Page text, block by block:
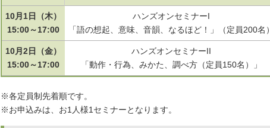
10月1日（木）
15:00～17:00
ハンズオンセミナーI
「語の想起、意味、音韻、なるほど！」（定員200名）
10月2日（金）
15:00～17:00
ハンズオンセミナーII
「動作・行為、みかた、調べ方（定員150名）」
※各定員制先着順です。
※お申込みは、お1人様1セミナーとなります。